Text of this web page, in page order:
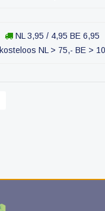
NL 3,95 / 4,95 BE 6,95
kosteloos NL > 75,- BE >